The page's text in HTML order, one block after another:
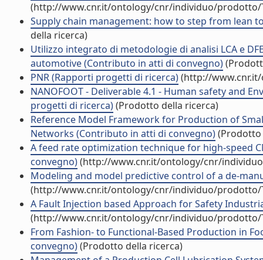
(http://www.cnr.it/ontology/cnr/individuo/prodotto/
Supply chain management: how to step from lean
della ricerca)
Utilizzo integrato di metodologie di analisi LCA e
automotive (Contributo in atti di convegno)
PNR (Rapporti progetti di ricerca)(http://
NANOFOOT - Deliverable 4.1 - Human safety and
progetti di ricerca)(Prodotto della ricerca)
Reference Model Framework for Production of
Networks (Contributo in atti di convegno)(Prodotto
A feed rate optimization technique for high-speed
convegno)(http://www.cnr.it/ontology/cnr/
Modeling and model predictive control of a de-
(http://www.cnr.it/ontology/cnr/individuo/prodotto/
A Fault Injection based Approach for Safety
(http://www.cnr.it/ontology/cnr/individuo/prodotto/
From Fashion- to Functional-Based Production in
convegno)(Prodotto della ricerca)